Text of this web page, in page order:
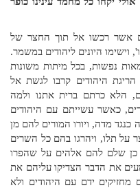
אשר רכשו אל תוך החצר של
וישימו היונים ליהודים במשמר.
נפשות, בכל מיתות משונות
היהודים קרבו לגשת אל
הלא כרתם ברית אתנו ולמה
כאשר עשייתם עם היהודים
מדה, ויורו המורים להם מן
על תלו, ויהרגו בהם כל השרים
כן שלם להם אלהים על שהפרו
את הדבר הצדיקו עליהם את
מחזיקים ידם עם היהודים ולא